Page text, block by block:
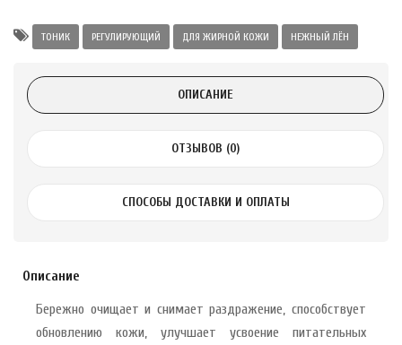
75 мл
ТОНИК РЕГУЛИРУЮЩИЙ ДЛЯ ЖИРНОЙ КОЖИ НЕЖНЫЙ ЛЁН
ОПИСАНИЕ
ОТЗЫВОВ (0)
СПОСОБЫ ДОСТАВКИ И ОПЛАТЫ
Описание
Бережно очищает и снимает раздражение, способствует
обновлению кожи, улучшает усвоение питательных